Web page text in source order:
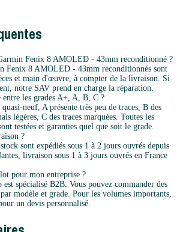
Fenix 8 AMOLED - 43mm reconditionné ?
Fenix 8 AMOLED - 43mm reconditionnés sont
et main d'œuvre, à compter de la livraison. Si
notre SAV prend en charge la réparation.
les grades A+, A, B, C ?
neuf, A présente très peu de traces, B des
légères, C des traces marquées. Toutes les
testées et garanties quel que soit le grade.
?
sont expédiés sous 1 à 2 jours ouvrés depuis
livraison sous 1 à 3 jours ouvrés en France
pour mon entreprise ?
spécialisé B2B. Vous pouvez commander des
modèle et grade. Pour les volumes importants,
un devis personnalisé.